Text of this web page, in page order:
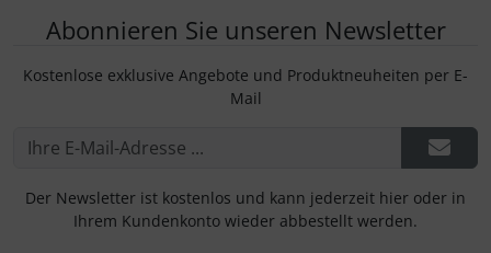
Abonnieren Sie unseren Newsletter
Kostenlose exklusive Angebote und Produktneuheiten per E-
Mail
Der Newsletter ist kostenlos und kann jederzeit hier oder in
Ihrem Kundenkonto wieder abbestellt werden.